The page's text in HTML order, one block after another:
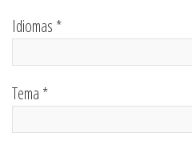
Idiomas *
Tema *